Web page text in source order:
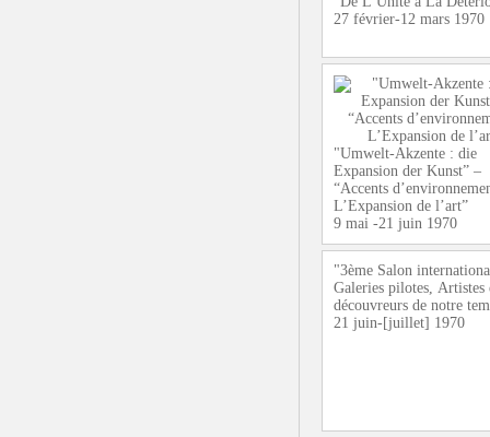
27 février-12 mars 1970
"Umwelt-Akzente : die
Expansion der Kunst” –
“Accents
L’Expansion de l’art”
9 mai -21 juin 1970
"3ème Salon
Galeries pilotes, Artistes
découvreurs de notre
21 juin-[juillet] 1970